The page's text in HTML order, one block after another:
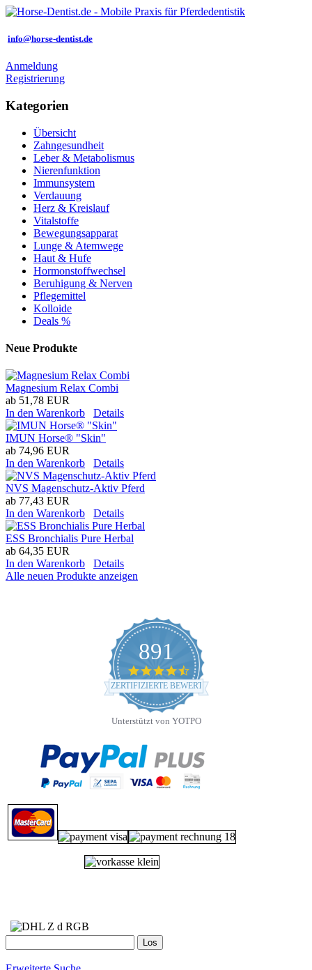
info@horse-dentist.de
Anmeldung
Registrierung
Kategorien
Übersicht
Zahngesundheit
Leber & Metabolismus
Nierenfunktion
Immunsystem
Verdauung
Herz & Kreislauf
Vitalstoffe
Bewegungsapparat
Lunge & Atemwege
Haut & Hufe
Hormonstoffwechsel
Beruhigung & Nerven
Pflegemittel
Kolloide
Deals %
Neue Produkte
Magnesium Relax Combi
ab 51,78 EUR
In den Warenkorb
Details
IMUN Horse® "Skin"
ab 74,96 EUR
In den Warenkorb
Details
NVS Magenschutz-Aktiv Pferd
ab 77,43 EUR
In den Warenkorb
Details
ESS Bronchialis Pure Herbal
ab 64,35 EUR
In den Warenkorb
Details
Alle neuen Produkte anzeigen
891
4.7
star
rating
ZERTIFIZIERTE BEWERTUNGEN
Unterstützt von YOTPO